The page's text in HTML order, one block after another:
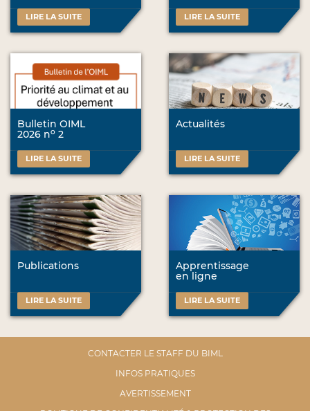
LIRE LA SUITE LIRE LA SUITE
Bulletin OIML
2026 no 2
LIRE LA SUITE
Actualités
LIRE LA SUITE
Publications
LIRE LA SUITE
Apprentissage
en ligne
LIRE LA SUITE
CONTACTER LE STAFF DU BIML
INFOS PRATIQUES
AVERTISSEMENT